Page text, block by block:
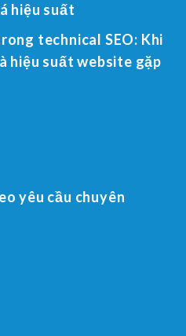
hiệu suất
technical SEO: Khi
hiệu suất website gặp
yêu cầu chuyên